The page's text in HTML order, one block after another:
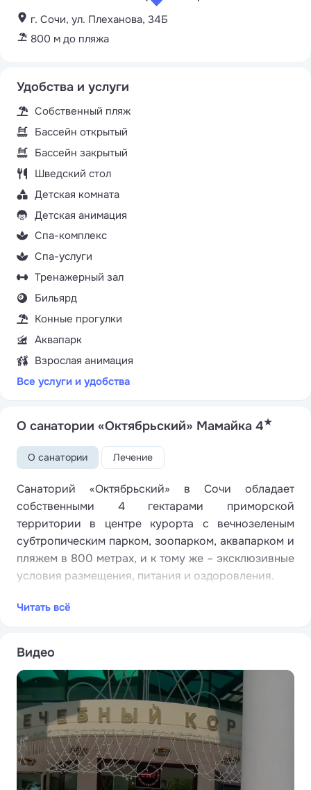
г. Сочи, ул. Плеханова, 34Б
800 м до пляжа
Удобства и услуги
Собственный пляж
Бассейн открытый
Бассейн закрытый
Шведский стол
Детская комната
Детская анимация
Спа-комплекс
Спа-услуги
Тренажерный зал
Бильярд
Конные прогулки
Аквапарк
Взрослая анимация
Все услуги и удобства
О санатории «Октябрьский» Мамайка 4★
О санатории Лечение
Санаторий «Октябрьский» в Сочи обладает
собственными 4 гектарами приморской
территории в центре курорта с вечнозеленым
субтропическим парком, зоопарком, аквапарком и
пляжем в 800 метрах, и к тому же – эксклюзивные
условия размещения, питания и оздоровления.
атмосферу для прекрасного настроения.
В «Октябрьском» в Сочи – 3 спальных корпуса, 8
коттеджей-апартаментов и корпус медицинского
назначения. В номерах предусматривается
одноместное заселение. При необходимости
дополнительного размещения взрослых и детей в
стандартный номер по запросу предоставляется
раскладушка (европейского образца). Ребенку до
Читать всё
Видео